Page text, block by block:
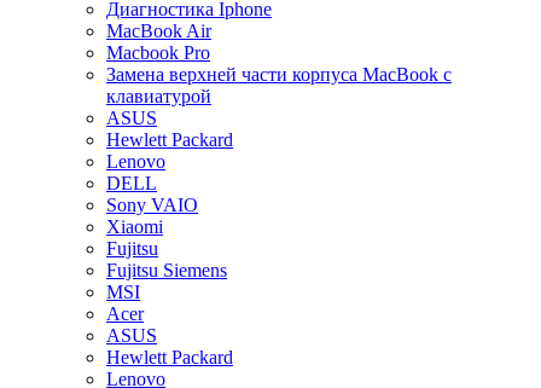
Диагностика Iphone
MacBook Air
Macbook Pro
Замена верхней части корпуса MacBook с
клавиатурой
ASUS
Hewlett Packard
Lenovo
DELL
Sony VAIO
Xiaomi
Fujitsu
Fujitsu Siemens
MSI
Acer
ASUS
Hewlett Packard
Lenovo